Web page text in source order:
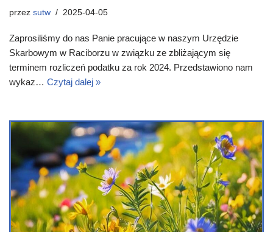
przez sutw 2025-04-05
Zaprosiliśmy do nas Panie pracujące w naszym Urzędzie
Skarbowym w Raciborzu w związku ze zbliżającym się
terminem rozliczeń podatku za rok 2024. Przedstawiono nam
wykaz… Czytaj dalej »